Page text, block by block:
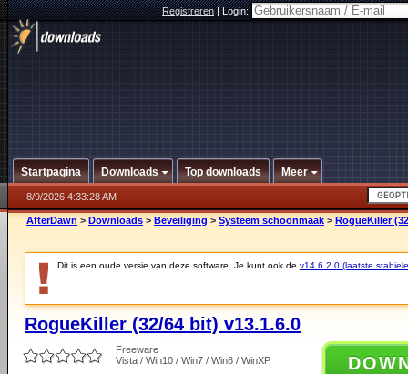
Registreren|Login:
Startpagina Downloads Top downloads Meer
8/9/2026 4:33:28 AM
AfterDawn > Downloads > Beveiliging > Systeem schoonmaak > RogueKiller
Dit is een oude versie van deze software. Je kunt ook de v14.6.2.0 (laatste
RogueKiller (32/64 bit) v13.1.6.0
Freeware
Vista / Win10 / Win7 / Win8 / WinXP